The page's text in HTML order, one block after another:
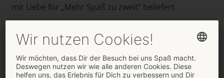
mit Liebe für „Mehr Spaß zu zweit“ beliefert.
Handewitt. Nach der Trainingseinheit und in der
Mittagspause etwas über Lovetoys, Dessous und die
komplexen Strukturen eines Versandhandels zu